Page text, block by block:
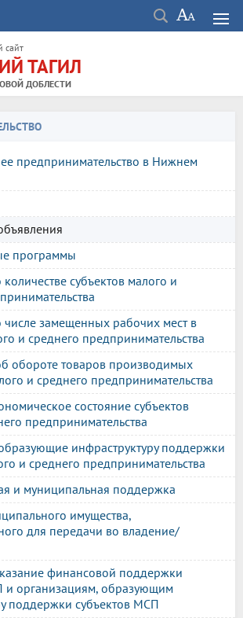
сайт
ТАГИЛ
ДОБЛЕСТИ
предпринимательство в Нижнем
программы
субъектов малого и
замещенных рабочих мест в
и среднего предпринимательства
обороте товаров производимых
и среднего предпринимательства
состояние субъектов
предпринимательства
инфраструктуру поддержки
и среднего предпринимательства
и муниципальная поддержка
имущества,
для передачи во владение/
финансовой поддержки
и организациям, образующим
поддержки субъектов МСП